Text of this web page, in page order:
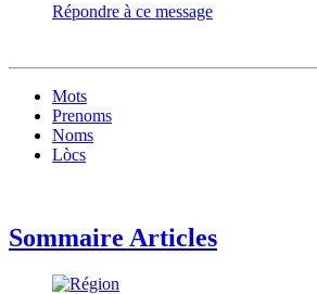
Répondre à ce message
Mots
Prenoms
Noms
Lòcs
Sommaire Articles